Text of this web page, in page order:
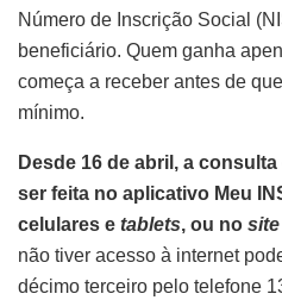
Número de Inscrição Social
beneficiário. Quem ganha
começa a receber antes de
mínimo.
Desde 16 de abril, a
ser feita no aplicativo Meu
celulares e tablets, ou no site
não tiver acesso à internet
décimo terceiro pelo telefone